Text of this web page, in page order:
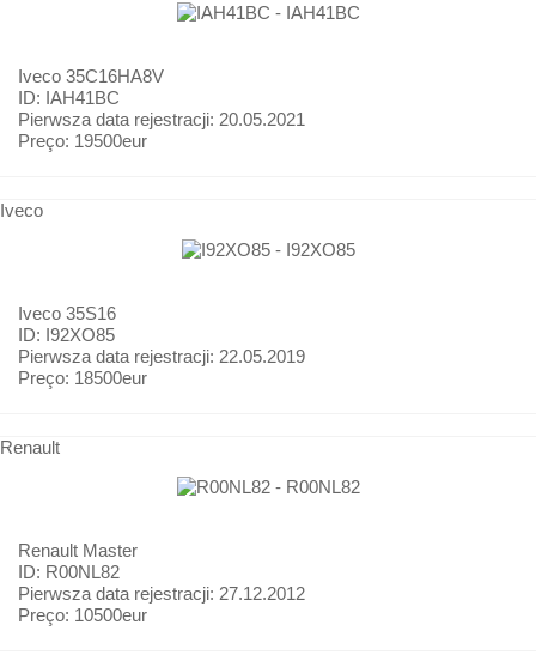
Iveco 35C16HA8V
ID: IAH41BC
Pierwsza data rejestracji: 20.05.2021
Preço: 19500eur
Iveco
Iveco 35S16
ID: I92XO85
Pierwsza data rejestracji: 22.05.2019
Preço: 18500eur
Renault
Renault Master
ID: R00NL82
Pierwsza data rejestracji: 27.12.2012
Preço: 10500eur